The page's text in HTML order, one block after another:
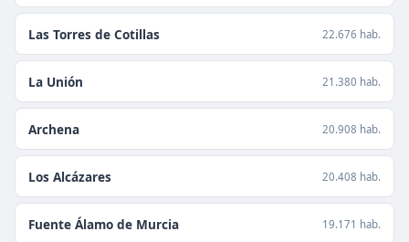
Las Torres de Cotillas 22.676 hab.
La Unión 21.380 hab.
Archena 20.908 hab.
Los Alcázares 20.408 hab.
Fuente Álamo de Murcia 19.171 hab.